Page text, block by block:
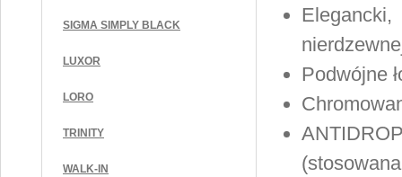
SIGMA SIMPLY BLACK
LUXOR
LORO
TRINITY
WALK-IN
Elegancki,
Podwójne